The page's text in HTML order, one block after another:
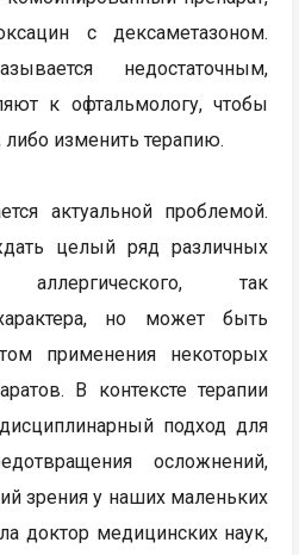
с дексаметазоном.
недостаточным,
к офтальмологу, чтобы
либо изменить терапию.
актуальной проблемой.
целый ряд различных
так
но может быть
применения некоторых
В контексте терапии
подход для
осложнений,
зрения у наших маленьких
доктор медицинских наук,